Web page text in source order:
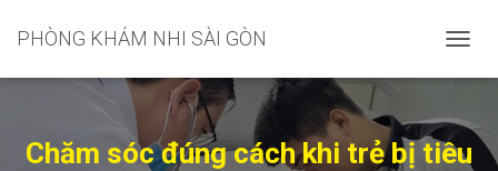
PHÒNG KHÁM NHI SÀI GÒN
H
Y
N
Chăm sóc đúng cách khi trẻ bị tiêu